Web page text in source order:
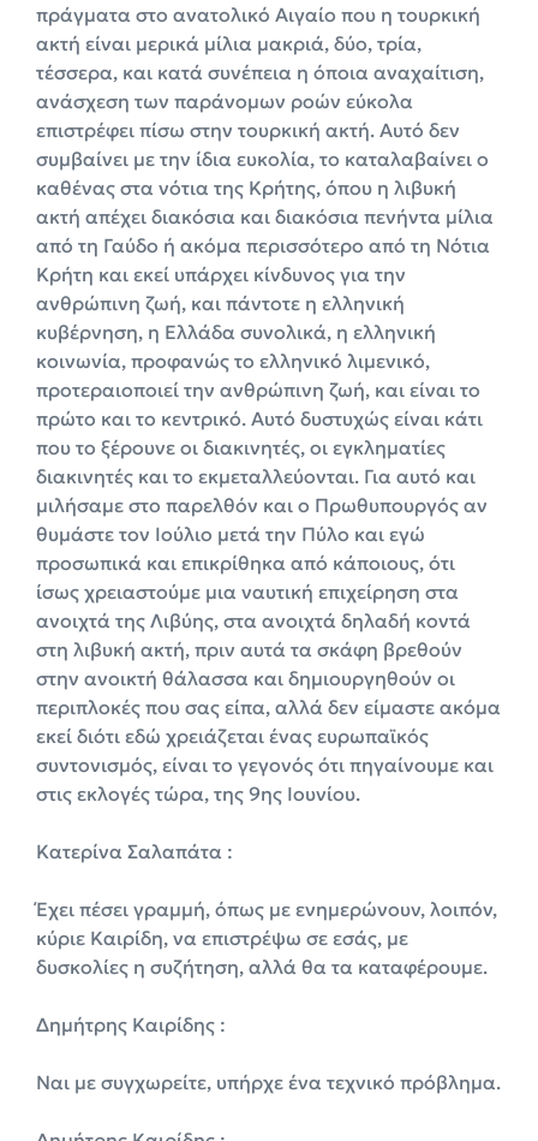
πράγματα στο ανατολικό Αιγαίο που η τουρκική
ακτή είναι μερικά μίλια μακριά, δύο, τρία,
τέσσερα, και κατά συνέπεια η όποια αναχαίτιση,
ανάσχεση των παράνομων ροών εύκολα
επιστρέφει πίσω στην τουρκική ακτή. Αυτό δεν
συμβαίνει με την ίδια ευκολία, το καταλαβαίνει ο
καθένας στα νότια της Κρήτης, όπου η λιβυκή
ακτή απέχει διακόσια και διακόσια πενήντα μίλια
από τη Γαύδο ή ακόμα περισσότερο από τη Νότια
Κρήτη και εκεί υπάρχει κίνδυνος για την
ανθρώπινη ζωή, και πάντοτε η ελληνική
κυβέρνηση, η Ελλάδα συνολικά, η ελληνική
κοινωνία, προφανώς το ελληνικό λιμενικό,
προτεραιοποιεί την ανθρώπινη ζωή, και είναι το
πρώτο και το κεντρικό. Αυτό δυστυχώς είναι κάτι
που το ξέρουνε οι διακινητές, οι εγκληματίες
διακινητές και το εκμεταλλεύονται. Για αυτό και
μιλήσαμε στο παρελθόν και ο Πρωθυπουργός αν
θυμάστε τον Ιούλιο μετά την Πύλο και εγώ
προσωπικά και επικρίθηκα από κάποιους, ότι
ίσως χρειαστούμε μια ναυτική επιχείρηση στα
ανοιχτά της Λιβύης, στα ανοιχτά δηλαδή κοντά
στη λιβυκή ακτή, πριν αυτά τα σκάφη βρεθούν
στην ανοικτή θάλασσα και δημιουργηθούν οι
περιπλοκές που σας είπα, αλλά δεν είμαστε ακόμα
εκεί διότι εδώ χρειάζεται ένας ευρωπαϊκός
συντονισμός, είναι το γεγονός ότι πηγαίνουμε και
στις εκλογές τώρα, της 9ης Ιουνίου.
Κατερίνα Σαλαπάτα :
Έχει πέσει γραμμή, όπως με ενημερώνουν, λοιπόν,
κύριε Καιρίδη, να επιστρέψω σε εσάς, με
δυσκολίες η συζήτηση, αλλά θα τα καταφέρουμε.
Δημήτρης Καιρίδης :
Ναι με συγχωρείτε, υπήρχε ένα τεχνικό πρόβλημα.